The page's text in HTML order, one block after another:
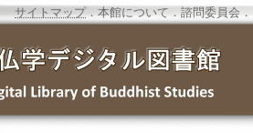
サイトマップ．本館について ．諮問委員会 ．